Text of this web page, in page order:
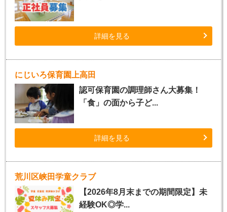
詳細を見る
にじいろ保育園上高田
認可保育園の調理師さん大募集！
「食」の面から子ど...
詳細を見る
荒川区峡田学童クラブ
【2026年8月末までの期間限定】未
経験OK◎学...